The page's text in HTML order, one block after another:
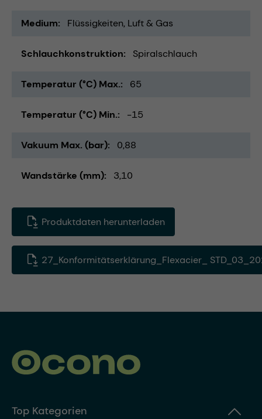
Medium Flüssigkeiten Luft & Gas
Schlauchkonstruktion Spiralschlauch
Temperatur (°C) Max. 65
Temperatur (°C) Min. -15
Vakuum Max. (bar) 0,88
Wandstärke (mm) 3,10
Produktdaten herunterladen
27_Konformitätserklärung_Flexacier_
Top Kategorien